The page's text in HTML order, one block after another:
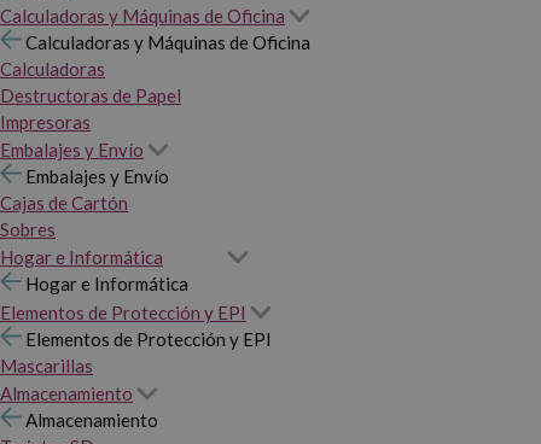
Calculadoras y Máquinas de Oficina
Calculadoras y Máquinas de Oficina
Calculadoras
Destructoras de Papel
Impresoras
Embalajes y Envío
Embalajes y Envío
Cajas de Cartón
Sobres
Hogar e Informática
Hogar e Informática
Elementos de Protección y EPI
Elementos de Protección y EPI
Mascarillas
Almacenamiento
Almacenamiento